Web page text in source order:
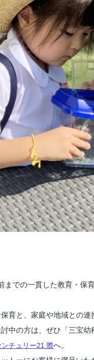
までの一貫した教育・保
育と、家庭や地域との
中の方は、ぜひ「三宝
チュリー21 際へ。